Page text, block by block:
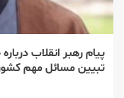
پیام رهبر انقلاب
تبیین مسائل مهم